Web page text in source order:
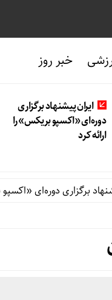
خبر روز
ایران پیشنهاد برگزاری
دوره‌ای «اکسپو بریکس» را
ارائه کرد
دوره‌ای «اکسپو بریکس»